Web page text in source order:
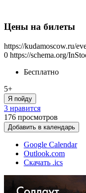
Цены на билеты
https://kudamoscow.ru/
0 https://schema.org/
Бесплатно
5+
Я пойду
3 нравится
176 просмотров
Добавить в календарь
Google Calendar
Outlook.com
Скачать .ics